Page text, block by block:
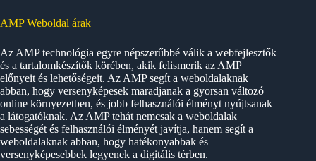
AMP Weboldal árak
Az AMP technológia egyre népszerűbbé válik a webfejlesztők
és a tartalomkészítők körében, akik felismerik az AMP
előnyeit és lehetőségeit. Az AMP segít a weboldalaknak
abban, hogy versenyképesek maradjanak a gyorsan változó
online környezetben, és jobb felhasználói élményt nyújtsanak
a látogatóknak. Az AMP tehát nemcsak a weboldalak
sebességét és felhasználói élményét javítja, hanem segít a
weboldalaknak abban, hogy hatékonyabbak és
versenyképesebbek legyenek a digitális térben.